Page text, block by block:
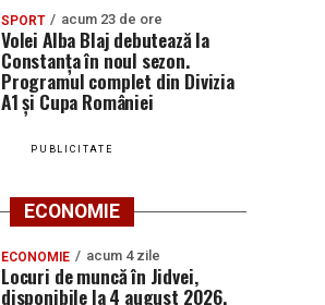
SPORT acum 23 de ore
Volei Alba Blaj debutează la
Constanța în noul sezon.
Programul complet din Divizia
A1 și Cupa României
PUBLICITATE
ECONOMIE
ECONOMIE acum 4 zile
Locuri de muncă în Jidvei,
disponibile la 4 august 2026.